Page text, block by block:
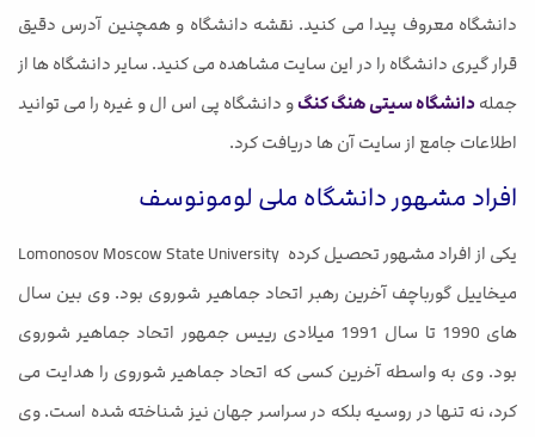
دانشگاه معروف پیدا می کنید. نقشه دانشگاه و همچنین آدرس دقیق
قرار گیری دانشگاه را در این سایت مشاهده می کنید. سایر دانشگاه ها از
جملهدانشگاه سیتی هنگ کنگو دانشگاه پی اس ال و غیره را می توانید
اطلاعات جامع از سایت آن ها دریافت کرد.
افراد مشهور دانشگاه ملی لومونوسف
یکی از افراد مشهور تحصیل کرده Lomonosov Moscow State University
میخاییل گورباچف آخرین رهبر اتحاد جماهیر شوروی بود. وی بین سال
های 1990 تا سال 1991 میلادی رییس جمهور اتحاد جماهیر شوروی
بود. وی به واسطه آخرین کسی که اتحاد جماهیر شوروی را هدایت می
کرد، نه تنها در روسیه بلکه در سراسر جهان نیز شناخته شده است. وی